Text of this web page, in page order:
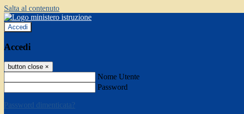
Salta al contenuto
Accedi
Accedi
button close ×
Nome Utente
Password
Password dimenticata?